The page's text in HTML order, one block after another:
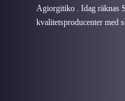
Agiorgitiko . Idag räknas
kvalitetsproducenter med